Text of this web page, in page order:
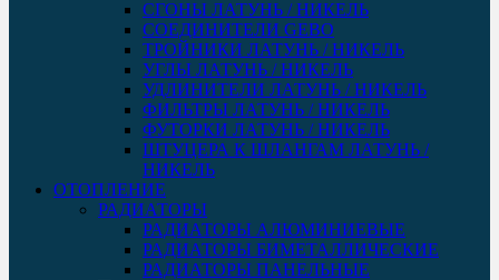
СГОНЫ ЛАТУНЬ / НИКЕЛЬ
СОЕДИНИТЕЛИ GEBO
ТРОЙНИКИ ЛАТУНЬ / НИКЕЛЬ
УГЛЫ ЛАТУНЬ / НИКЕЛЬ
УДЛИНИТЕЛИ ЛАТУНЬ / НИКЕЛЬ
ФИЛЬТРЫ ЛАТУНЬ / НИКЕЛЬ
ФУТОРКИ ЛАТУНЬ / НИКЕЛЬ
ШТУЦЕРА К ШЛАНГАМ ЛАТУНЬ /
НИКЕЛЬ
ОТОПЛЕНИЕ
РАДИАТОРЫ
РАДИАТОРЫ АЛЮМИНИЕВЫЕ
РАДИАТОРЫ БИМЕТАЛЛИЧЕСКИЕ
РАДИАТОРЫ ПАНЕЛЬНЫЕ